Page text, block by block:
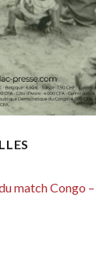
match Congo